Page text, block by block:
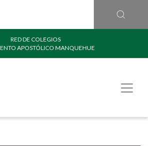
RED DE COLEGIOS
APOSTÓLICO MANQUEHUE